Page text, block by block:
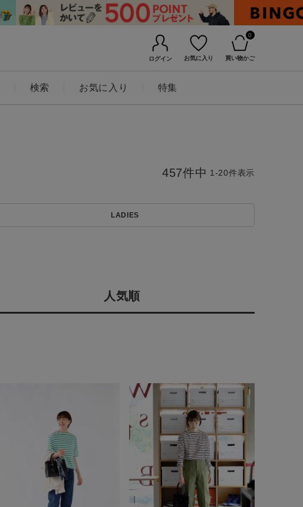
ログイン お気に入り
0
買い物かご
検索 お気に入り 特集
店舗一覧
会社概要
BINGOYA
在庫なし含む
LADIES
人気順
457件中 1-20件表示